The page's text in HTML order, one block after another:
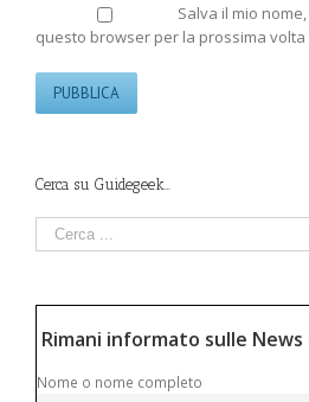
Salva il mio
questo browser per la prossima volta
Cerca su Guidegeek…
Rimani informato sulle
Nome o nome completo